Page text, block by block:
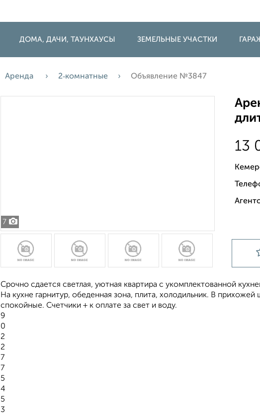
ДОМА, ДАЧИ, ТАУНХАУСЫ ЗЕМЕЛЬНЫЕ УЧАСТКИ
Аренда 2‑комнатные Объявление №3847
7
13
Срочно сдается светлая, уютная квартира с укомплектованной
На кухне гарнитур, обеденная зона, плита, холодильник. В
спокойные. Счетчики + к оплате за свет и воду.
9
0
2
2
7
7
5
4
5
3